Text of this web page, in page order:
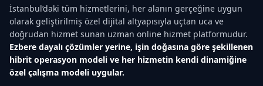
İstanbul’daki tüm hizmetlerini, her alanın gerçeğine uygun
olarak geliştirilmiş özel dijital altyapısıyla uçtan uca ve
doğrudan hizmet sunan uzman online hizmet platformudur.
Ezbere dayalı çözümler yerine, işin doğasına göre şekillenen
hibrit operasyon modeli ve her hizmetin kendi dinamiğine
özel çalışma modeli uygular.